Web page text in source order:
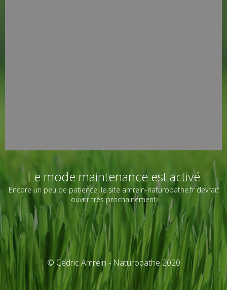
Le mode maintenance est activé
Encore un peu de patience, le site amrein-naturopathe.fr devrait
ouvrir très prochainement
© Cédric Amrein - Naturopathe 2020